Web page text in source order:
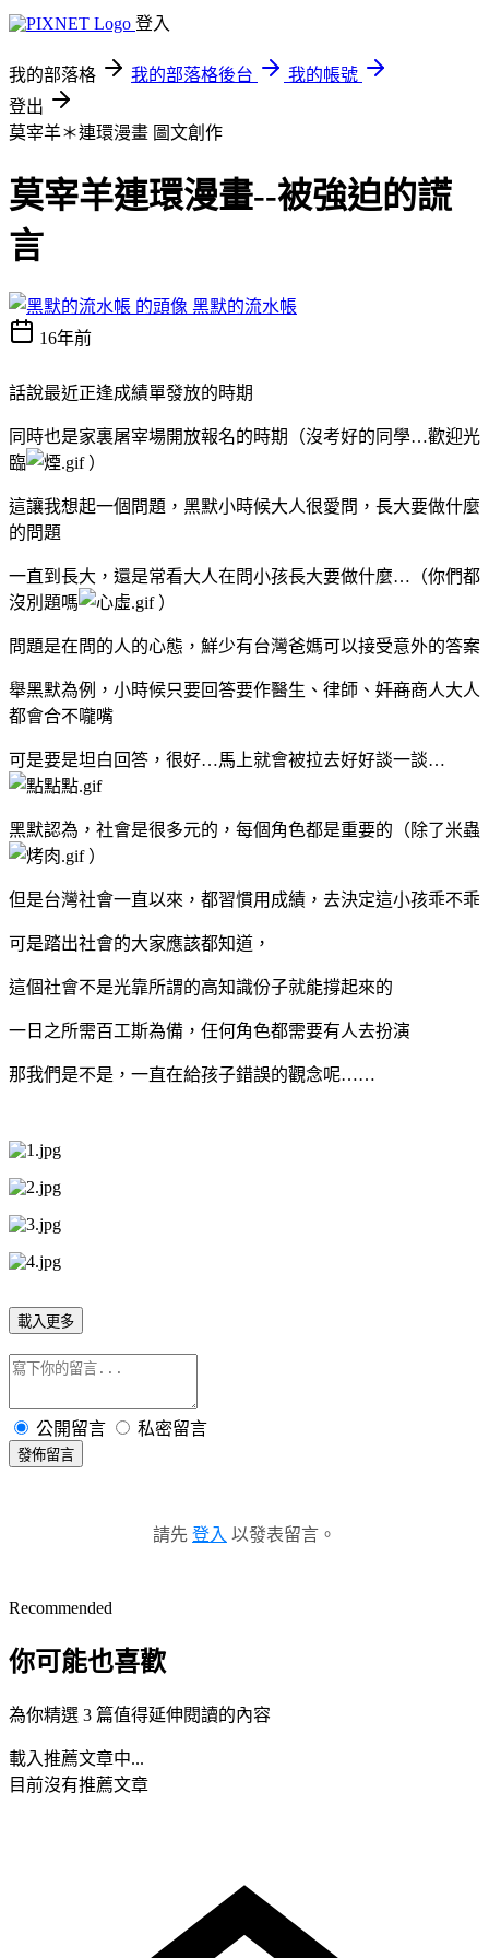
登入
我的部落格 我的部落格後台
我的帳號
登出
莫宰羊＊連環漫畫 圖文創作
莫宰羊連環漫畫--被強迫的謊
言
黑默的流水帳
16年前
話說最近正逢成績單發放的時期
同時也是家裏屠宰場開放報名的時期（沒考好的同學…歡迎光
臨
）
這讓我想起一個問題，黑默小時候大人很愛問，長大要做什麼
的問題
一直到長大，還是常看大人在問小孩長大要做什麼…（你們都
沒別題嗎
）
問題是在問的人的心態，鮮少有台灣爸媽可以接受意外的答案
舉黑默為例，小時候只要回答要作醫生、律師、 奸商商人大人
都會合不嚨嘴
可是要是坦白回答，很好…馬上就會被拉去好好談一談…
黑默認為，社會是很多元的，每個角色都是重要的（除了米蟲
）
但是台灣社會一直以來，都習慣用成績，去決定這小孩乖不乖
可是踏出社會的大家應該都知道，
這個社會不是光靠所謂的高知識份子就能撐起來的
一日之所需百工斯為備，任何角色都需要有人去扮演
那我們是不是，一直在給孩子錯誤的觀念呢……
載入更多
公開留言 私密留言
發佈留言
請先 登入 以發表留言。
Recommended
你可能也喜歡
為你精選 3 篇值得延伸閱讀的內容
載入推薦文章中...
目前沒有推薦文章